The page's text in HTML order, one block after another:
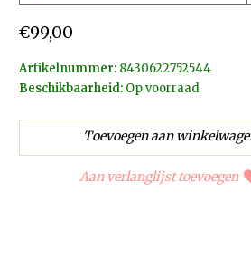
€99,00
Artikelnummer: 8430622752544
Beschikbaarheid: Op voorraad
Aan verlanglijst toevoegen